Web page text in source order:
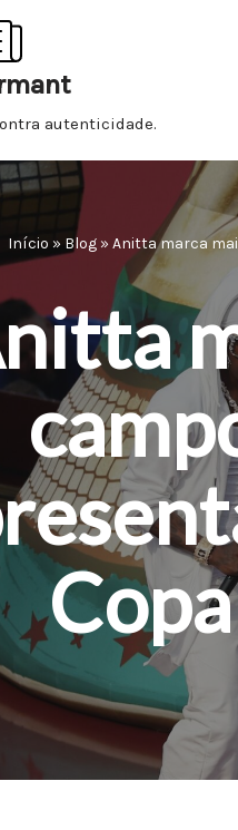
autenticidade.
Início » Blog » Anitta marca